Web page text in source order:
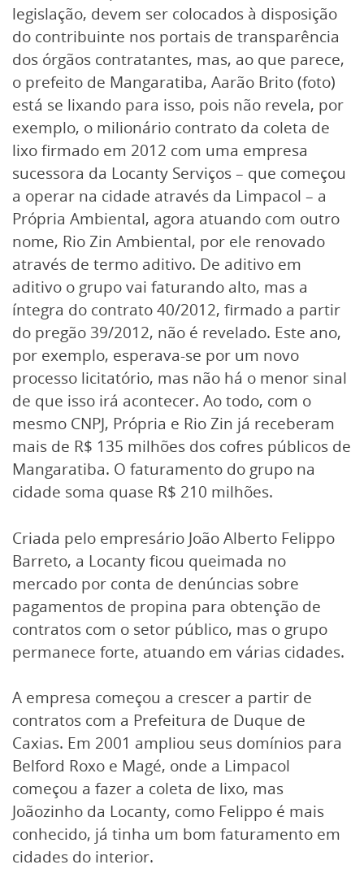
legislação, devem ser colocados à disposição
do contribuinte nos portais de transparência
dos órgãos contratantes, mas, ao que parece,
o prefeito de Mangaratiba, Aarão Brito (foto)
está se lixando para isso, pois não revela, por
exemplo, o milionário contrato da coleta de
lixo firmado em 2012 com uma empresa
sucessora da Locanty Serviços – que começou
a operar na cidade através da Limpacol – a
Própria Ambiental, agora atuando com outro
nome, Rio Zin Ambiental, por ele renovado
através de termo aditivo. De aditivo em
aditivo o grupo vai faturando alto, mas a
íntegra do contrato 40/2012, firmado a partir
do pregão 39/2012, não é revelado. Este ano,
por exemplo, esperava-se por um novo
processo licitatório, mas não há o menor sinal
de que isso irá acontecer. Ao todo, com o
mesmo CNPJ, Própria e Rio Zin já receberam
mais de R$ 135 milhões dos cofres públicos de
Mangaratiba. O faturamento do grupo na
cidade soma quase R$ 210 milhões.
Criada pelo empresário João Alberto Felippo
Barreto, a Locanty ficou queimada no
mercado por conta de denúncias sobre
pagamentos de propina para obtenção de
contratos com o setor público, mas o grupo
permanece forte, atuando em várias cidades.
A empresa começou a crescer a partir de
contratos com a Prefeitura de Duque de
Caxias. Em 2001 ampliou seus domínios para
Belford Roxo e Magé, onde a Limpacol
começou a fazer a coleta de lixo, mas
Joãozinho da Locanty, como Felippo é mais
conhecido, já tinha um bom faturamento em
cidades do interior.